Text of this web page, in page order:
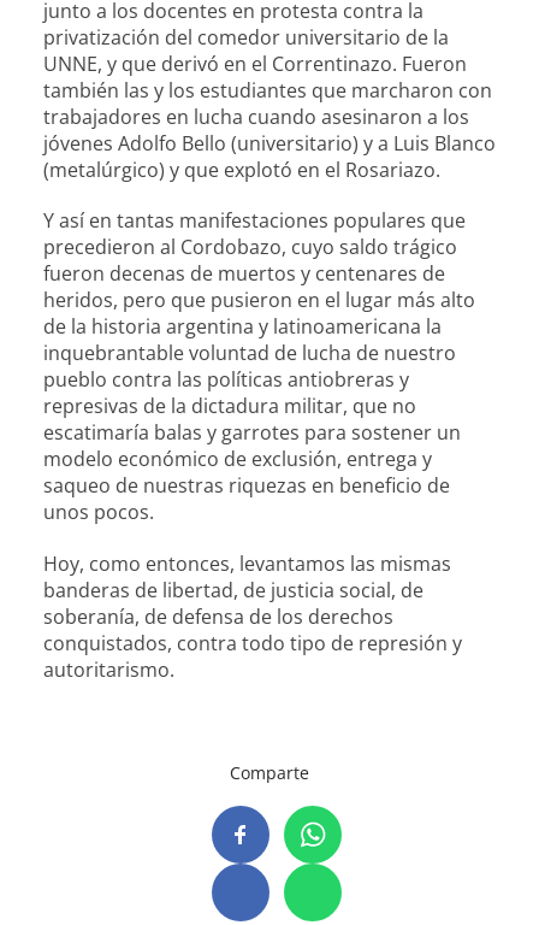
junto a los docentes en protesta contra la
privatización del comedor universitario de la
UNNE, y que derivó en el Correntinazo. Fueron
también las y los estudiantes que marcharon con
trabajadores en lucha cuando asesinaron a los
jóvenes Adolfo Bello (universitario) y a Luis Blanco
(metalúrgico) y que explotó en el Rosariazo.
Y así en tantas manifestaciones populares que
precedieron al Cordobazo, cuyo saldo trágico
fueron decenas de muertos y centenares de
heridos, pero que pusieron en el lugar más alto
de la historia argentina y latinoamericana la
inquebrantable voluntad de lucha de nuestro
pueblo contra las políticas antiobreras y
represivas de la dictadura militar, que no
escatimaría balas y garrotes para sostener un
modelo económico de exclusión, entrega y
saqueo de nuestras riquezas en beneficio de
unos pocos.
Hoy, como entonces, levantamos las mismas
banderas de libertad, de justicia social, de
soberanía, de defensa de los derechos
conquistados, contra todo tipo de represión y
autoritarismo.
Comparte